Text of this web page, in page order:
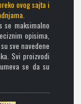
ovog sajta i
se maksimalno
opisima,
sve navedene
Svi proizvodi
se da su